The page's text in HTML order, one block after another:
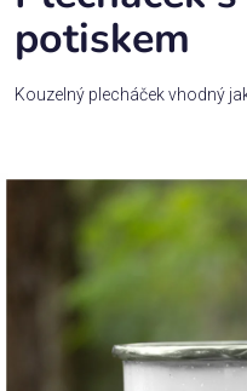
Rodina
Povolání,
potiskem
Kouzelný plecháček vhodný